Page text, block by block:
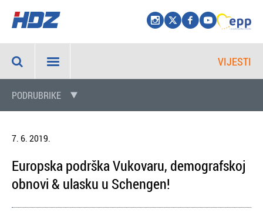
VIJESTI
PODRUBRIKE
7. 6. 2019.
Europska podrška Vukovaru, demografskoj
obnovi & ulasku u Schengen!